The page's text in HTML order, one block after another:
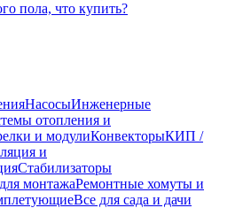
пола, что купить?
НасосыИнженерные
отопления и
и модулиКонвекторыКИП /
и
Стабилизаторы
монтажаРемонтные хомуты и
Все для сада и дачи